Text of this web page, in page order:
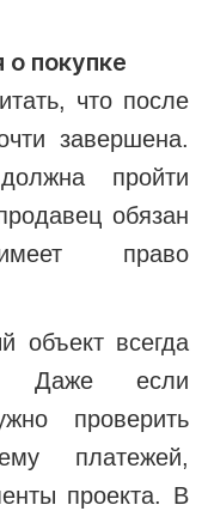
покупке
что после
завершена.
пройти
обязан
право
объект всегда
Даже если
проверить
платежей,
проекта. В